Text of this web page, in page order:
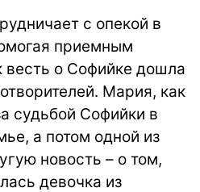
с опекой в
приемным
весть о Софийке дошла
Мария, как
судьбой Софийки в
а потом одной из
новость – о том,
девочка из